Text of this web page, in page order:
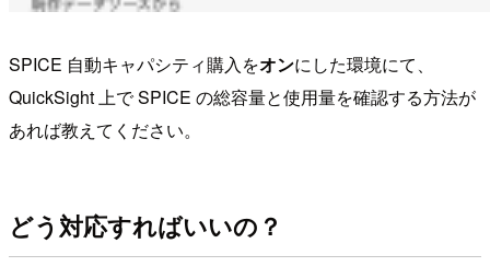
SPICE 自動キャパシティ購入をオンにした環境にて、
QuickSight 上で SPICE の総容量と使用量を確認する方法が
あれば教えてください。
どう対応すればいいの？